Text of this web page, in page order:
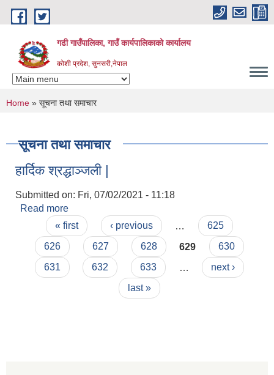
Skip to main content
गढी गाउँपालिका, गाउँ कार्यपालिकाको कार्यालय
कोशी प्रदेश, सुनसरी,नेपाल
You are here
Home » सूचना तथा समाचार
सूचना तथा समाचार
हार्दिक श्रद्धाञ्जली |
Submitted on: Fri, 07/02/2021 - 11:18
Read more
Pages« first ‹ previous
625
626
627 628 629
630
631
632 633
next ›
last »